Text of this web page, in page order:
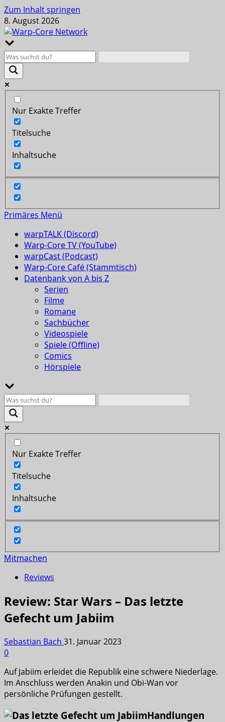
Zum Inhalt springen
8. August 2026
Nur Exakte Treffer
Titelsuche
Inhaltsuche
Primäres Menü
warpTALK (Discord)
Warp-Core TV (YouTube)
warpCast (Podcast)
Warp-Core Café (Stammtisch)
Datenbank von A bis Z
Serien
Filme
Romane
Sachbücher
Videospiele
Spiele (Offline)
Comics
Hörspiele
Nur Exakte Treffer
Titelsuche
Inhaltsuche
Mitmachen
Reviews
Review: Star Wars – Das letzte
Gefecht um Jabiim
Sebastian Bach 31. Januar 2023
0
Auf Jabiim erleidet die Republik eine schwere Niederlage.
Im Anschluss werden Anakin und Obi-Wan vor
persönliche Prüfungen gestellt.
Handlungen